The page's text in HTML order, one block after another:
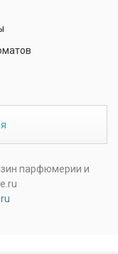
парфюмерии и